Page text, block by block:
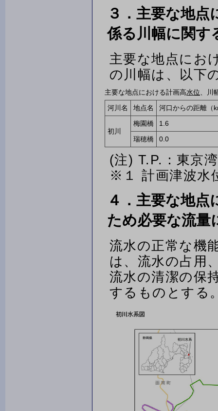
３．主要な地点
係る川幅に関す
主要な地点にお
の川幅は、以下
主要な地点における計画高水位 、川
河川名
地点名 河口からの距離（
初川
梅園橋
1.6
瑞穂橋
0.0
(注) T.P.：東京
※１ 計画津波水
４．主要な地
ため必要な流量
流水の正常な機
は、流水の占用
流水の清潔の保
するものとする